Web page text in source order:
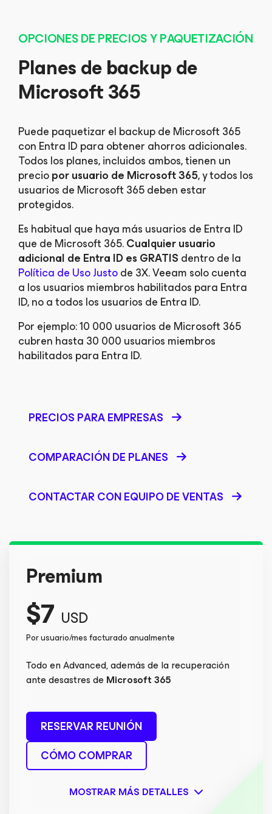
OPCIONES DE PRECIOS Y PAQUETIZACIÓN
Planes de backup de
Microsoft 365
Puede paquetizar el backup de Microsoft 365
con Entra ID para obtener ahorros adicionales.
Todos los planes, incluidos ambos, tienen un
preciopor usuario de Microsoft 365, y todos los
usuarios de Microsoft 365 deben estar
protegidos.​
Es habitual que haya más usuarios de Entra ID
que de Microsoft 365.Cualquier usuario
adicional de Entra ID es GRATIS dentro de la
Política de Uso Justode 3X. Veeam solo cuenta
a los usuarios miembros habilitados para Entra
ID, no a todos los usuarios de Entra ID.
Por ejemplo: 10 000 usuarios de Microsoft 365
cubren hasta 30 000 usuarios miembros
habilitados para Entra ID.
PRECIOS PARA EMPRESAS
COMPARACIÓN DE PLANES
CONTACTAR CON EQUIPO DE VENTAS
Premium
$7 USD
Por usuario/mes facturado anualmente
Todo en Advanced, además de la recuperación
ante desastres de Microsoft 365
RESERVAR REUNIÓN
CÓMO COMPRAR
MOSTRAR MÁS DETALLES